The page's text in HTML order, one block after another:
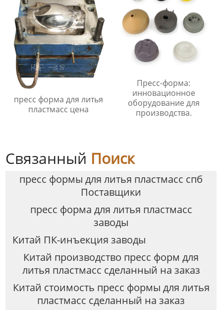
пресс форма для литья
пластмасс цена
Пресс-форма:
инновационное
оборудование для
производства.
Связанный Поиск
пресс формы для литья пластмасс спб
Поставщики
пресс форма для литья пластмасс
заводы
Китай ПК-инъекция заводы
Китай производство пресс форм для
литья пластмасс сделанный на заказ
Китай стоимость пресс формы для литья
пластмасс сделанный на заказ